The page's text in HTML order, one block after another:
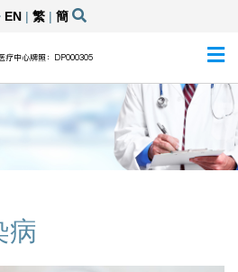
EN| 繁| 簡
疗中心牌照：DP000305
病